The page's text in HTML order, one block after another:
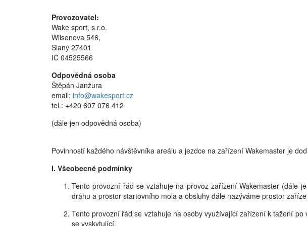
Provozovatel:
Wake sport, s.r.o.
Wilsonova 546,
Slaný 27401
IČ 04525566
Odpovědná osoba
Štěpán Janžura
email: info@wakesport.cz
tel.: +420 607 076 412
(dále jen odpovědná osoba)
Povinností každého návštěvníka areálu a jezdce na zařízení Wakemaster je
I. Všeobecné podmínky
Tento provozní řád se vztahuje na provoz zařízení Wakemaster (dále
dráhu a prostor startovního mola a obsluhy dále nazýváme prostor
Tento provozní řád se vztahuje na osoby využívající zařízení k tažení
se vyskytující.